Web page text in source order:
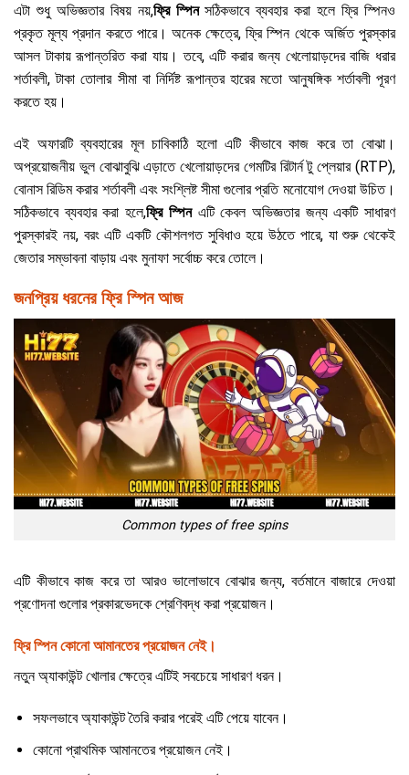
এটা শুধু অভিজ্ঞতার বিষয় নয়,ফ্রি স্পিনসঠিকভাবে ব্যবহার করা হলে ফ্রি স্পিনও
প্রকৃত মূল্য প্রদান করতে পারে। অনেক ক্ষেত্রে, ফ্রি স্পিন থেকে অর্জিত পুরস্কার
আসল টাকায় রূপান্তরিত করা যায়। তবে, এটি করার জন্য খেলোয়াড়দের বাজি ধরার
শর্তাবলী, টাকা তোলার সীমা বা নির্দিষ্ট রূপান্তর হারের মতো আনুষঙ্গিক শর্তাবলী পূরণ
করতে হয়।
এই অফারটি ব্যবহারের মূল চাবিকাঠি হলো এটি কীভাবে কাজ করে তা বোঝা।
অপ্রয়োজনীয় ভুল বোঝাবুঝি এড়াতে খেলোয়াড়দের গেমটির রিটার্ন টু প্লেয়ার (RTP),
বোনাস রিডিম করার শর্তাবলী এবং সংশ্লিষ্ট সীমা গুলোর প্রতি মনোযোগ দেওয়া উচিত।
সঠিকভাবে ব্যবহার করা হলে,ফ্রি স্পিন এটি কেবল অভিজ্ঞতার জন্য একটি সাধারণ
পুরস্কারই নয়, বরং এটি একটি কৌশলগত সুবিধাও হয়ে উঠতে পারে, যা শুরু থেকেই
জেতার সম্ভাবনা বাড়ায় এবং মুনাফা সর্বোচ্চ করে তোলে।
জনপ্রিয় ধরনের ফ্রি স্পিন আজ
Common types of free spins
এটি কীভাবে কাজ করে তা আরও ভালোভাবে বোঝার জন্য, বর্তমানে বাজারে দেওয়া
প্রণোদনা গুলোর প্রকারভেদকে শ্রেণিবদ্ধ করা প্রয়োজন।
ফ্রি স্পিন কোনো আমানতের প্রয়োজন নেই।
নতুন অ্যাকাউন্ট খোলার ক্ষেত্রে এটিই সবচেয়ে সাধারণ ধরন।
সফলভাবে অ্যাকাউন্ট তৈরি করার পরেই এটি পেয়ে যাবেন।
কোনো প্রাথমিক আমানতের প্রয়োজন নেই।